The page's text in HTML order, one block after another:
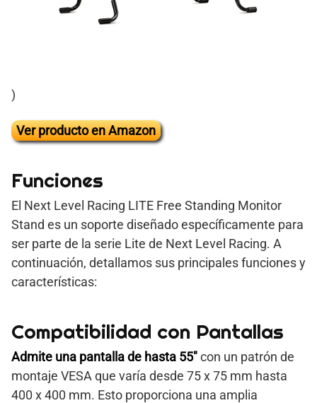
)
Ver producto en Amazon
Funciones
El Next Level Racing LITE Free Standing Monitor
Stand es un soporte diseñado específicamente para
ser parte de la serie Lite de Next Level Racing. A
continuación, detallamos sus principales funciones y
características:
Compatibilidad con Pantallas
Admite una pantalla de hasta 55″con un patrón de
montaje VESA que varía desde 75 x 75 mm hasta
400 x 400 mm. Esto proporciona una amplia